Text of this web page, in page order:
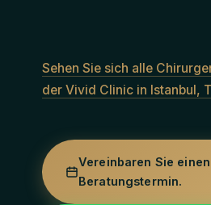
Sehen Sie sich alle
der Vivid Clinic in Istanbul,
Vereinbaren Sie
Beratungstermin.